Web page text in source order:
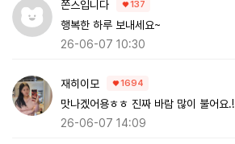
쫀스입니다 137
행복한 하루 보내세요~
26-06-07 10:30
재히이모 1694
맛나겠어용ㅎㅎ 진짜 바람 많이 불어요.!
26-06-07 14:09